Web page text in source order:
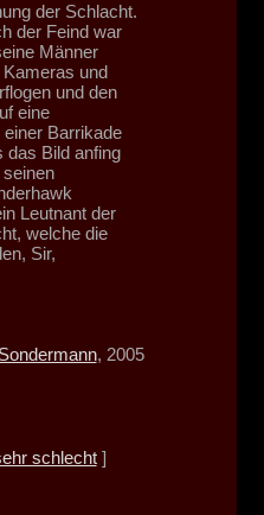
der Schlacht.
der Feind war
Männer
und
und den
eine
Barrikade
das Bild anfing
Leutnant der
welche die
Sir,
, 2005
schlecht]